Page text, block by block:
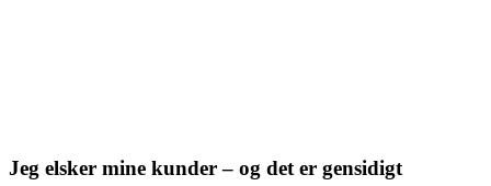
Jeg elsker mine kunder – og det er gensidigt